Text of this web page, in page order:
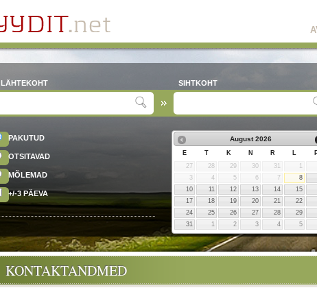
LÄHTEKOHT SIHTKOHT
PAKUTUD
OTSITAVAD
MÕLEMAD
+/-3 PÄEVA
August 2026
E T K N R L
27
28 29 30 31
3
4 5 6 7 8
10
11 12 13 14 15
17
18 19 20 21 22
24
25 26 27 28 29
31
1 2 3 4 5
KONTAKTANDMED